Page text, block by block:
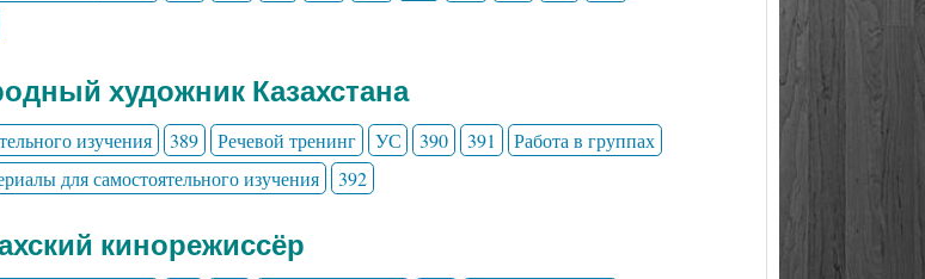
художник Казахстана
изучения 389 Речевой тренинг УС 390 391
Работа в группах
для самостоятельного изучения 392
кинорежиссёр